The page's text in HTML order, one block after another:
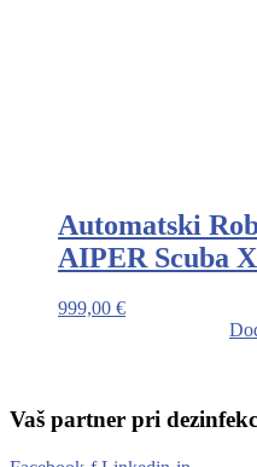
Automatski
AIPER Scuba
999,00 €
Vaš partner pri